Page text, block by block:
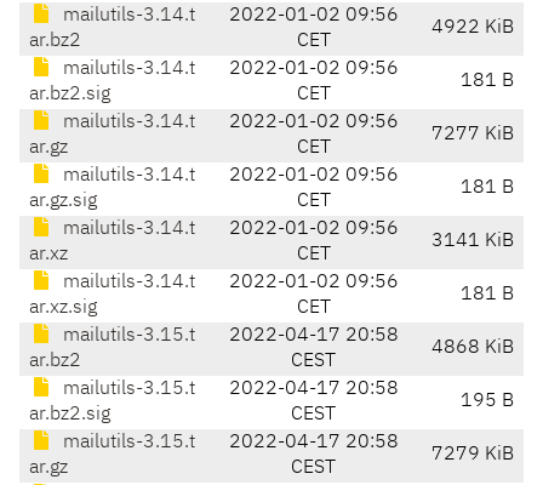
mailutils-3.14.t
ar.bz2
2022-01-02 09:56
CET
4922 KiB
mailutils-3.14.t
ar.bz2.sig
2022-01-02 09:56
CET
181 B
mailutils-3.14.t
ar.gz
2022-01-02 09:56
CET
7277 KiB
mailutils-3.14.t
ar.gz.sig
2022-01-02 09:56
CET
181 B
mailutils-3.14.t
ar.xz
2022-01-02 09:56
CET
3141 KiB
mailutils-3.14.t
ar.xz.sig
2022-01-02 09:56
CET
181 B
mailutils-3.15.t
ar.bz2
2022-04-17 20:58
CEST
4868 KiB
mailutils-3.15.t
ar.bz2.sig
2022-04-17 20:58
CEST
195 B
mailutils-3.15.t
ar.gz
2022-04-17 20:58
CEST
7279 KiB